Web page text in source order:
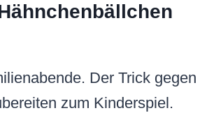
Der Trick gegen
zum Kinderspiel.